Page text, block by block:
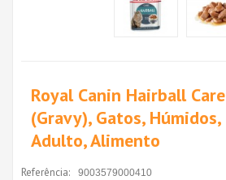
Royal Canin Hairball Care
(Gravy), Gatos, Húmidos,
Adulto, Alimento
Referência: 9003579000410